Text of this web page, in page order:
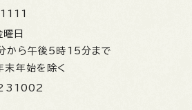
曜日
から午後5時15分まで
末年始を除く